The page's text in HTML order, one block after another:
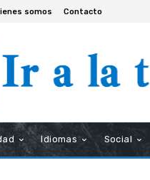
somos Contacto
Idiomas Social